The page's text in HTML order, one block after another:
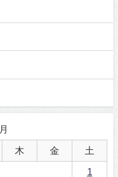
木 金 土
1